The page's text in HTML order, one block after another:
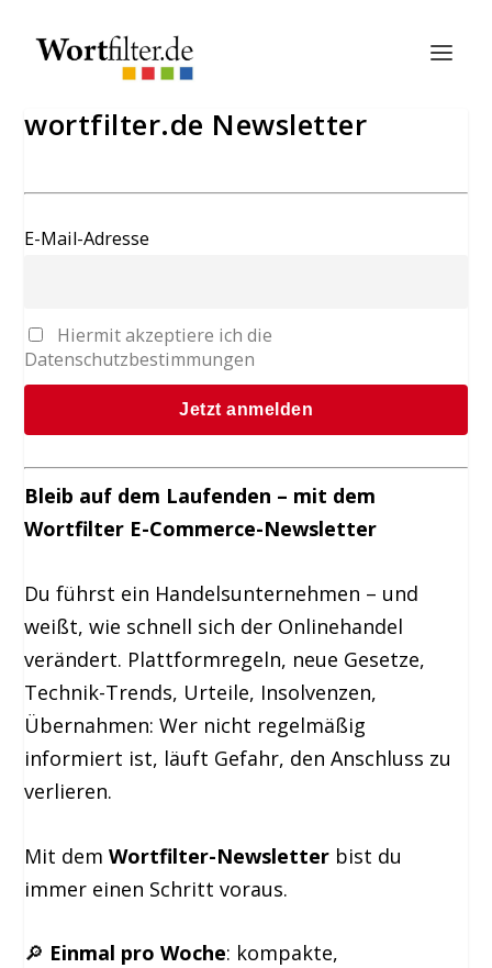
wortfilter.de Newsletter
E-Mail-Adresse
Hiermit akzeptiere ich die
Datenschutzbestimmungen
Bleib auf dem Laufenden – mit dem
Wortfilter E-Commerce-Newsletter
Du führst ein Handelsunternehmen – und
weißt, wie schnell sich der Onlinehandel
verändert. Plattformregeln, neue Gesetze,
Technik-Trends, Urteile, Insolvenzen,
Übernahmen: Wer nicht regelmäßig
informiert ist, läuft Gefahr, den Anschluss zu
verlieren.
Mit demWortfilter-Newsletter bist du
immer einen Schritt voraus.
🔎 Einmal pro Woche: kompakte,